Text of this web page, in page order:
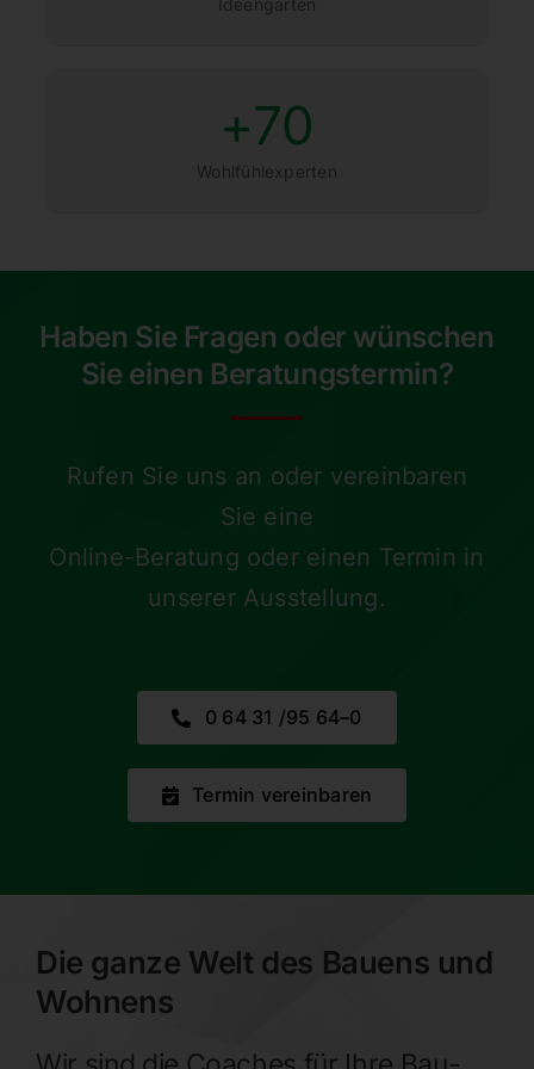
Ideen­garten
+70
Wohlfühl­ex­perten
Haben Sie Fragen oder wünschen
Sie einen Beratungstermin?
Rufen Sie uns an oder verein­baren
Sie eine
Online-Beratung oder einen Termin in
unserer Ausstellung.
0 64 31 /​95 64–0
Termin verein­baren
Die ganze Welt des Bauens und
Wohnens